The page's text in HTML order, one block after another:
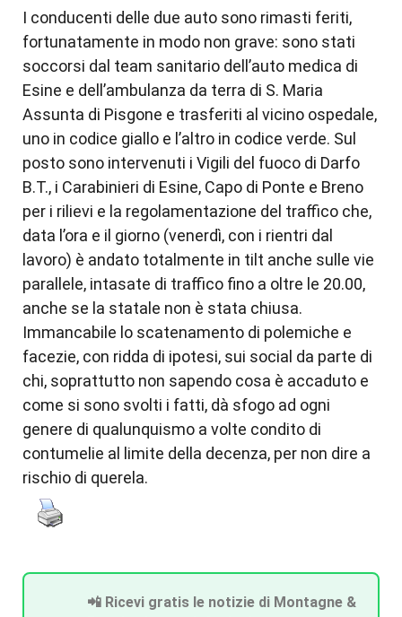
I conducenti delle due auto sono rimasti feriti,
fortunatamente in modo non grave: sono stati
soccorsi dal team sanitario dell’auto medica di
Esine e dell’ambulanza da terra di S. Maria
Assunta di Pisgone e trasferiti al vicino ospedale,
uno in codice giallo e l’altro in codice verde. Sul
posto sono intervenuti i Vigili del fuoco di Darfo
B.T., i Carabinieri di Esine, Capo di Ponte e Breno
per i rilievi e la regolamentazione del traffico che,
data l’ora e il giorno (venerdì, con i rientri dal
lavoro) è andato totalmente in tilt anche sulle vie
parallele, intasate di traffico fino a oltre le 20.00,
anche se la statale non è stata chiusa.
Immancabile lo scatenamento di polemiche e
facezie, con ridda di ipotesi, sui social da parte di
chi, soprattutto non sapendo cosa è accaduto e
come si sono svolti i fatti, dà sfogo ad ogni
genere di qualunquismo a volte condito di
contumelie al limite della decenza, per non dire a
rischio di querela.
📲 Ricevi gratis le notizie di Montagne &